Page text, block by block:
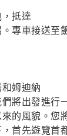
抵達
專車接送至
姆迪納
將出發進行
的風貌。您
首先遊覽首